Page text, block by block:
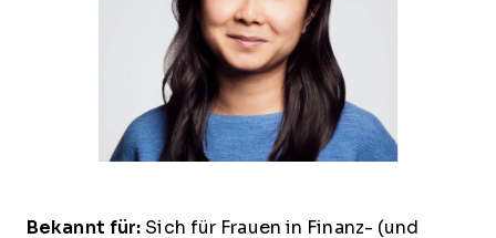
Bekannt für: Sich für Frauen in Finanz- (und